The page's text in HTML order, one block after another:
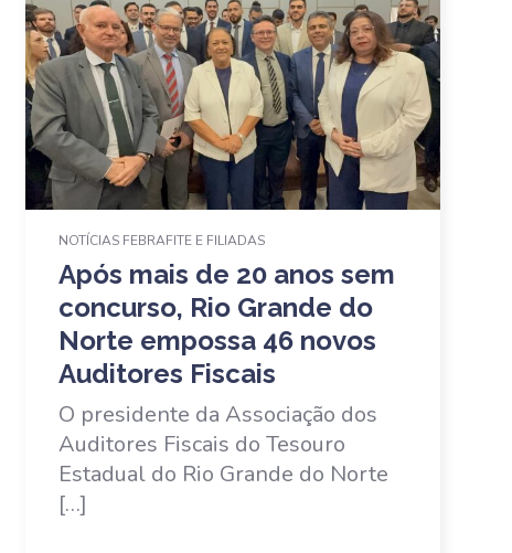
NOTÍCIAS FEBRAFITE E FILIADAS
Após mais de 20 anos sem
concurso, Rio Grande do
Norte empossa 46 novos
Auditores Fiscais
O presidente da Associação dos
Auditores Fiscais do Tesouro
Estadual do Rio Grande do Norte
[…]